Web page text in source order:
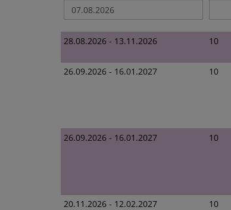
28.08.2026 - 13.11.2026 10
26.09.2026 - 16.01.2027 10
26.09.2026 - 16.01.2027
10
20.11.2026 - 12.02.2027
10